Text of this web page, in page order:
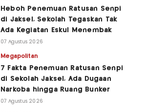
Heboh Penemuan Ratusan Senpi
di Jaksel, Sekolah Tegaskan Tak
Ada Kegiatan Eskul Menembak
07 Agustus 2026
Megapolitan
7 Fakta Penemuan Ratusan Senpi
di Sekolah Jaksel, Ada Dugaan
Narkoba hingga Ruang Bunker
07 Agustus 2026